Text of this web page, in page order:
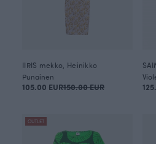
IIRIS mekko, Heinikko
Punainen
105.00 EUR150.00 EUR
OUTLET